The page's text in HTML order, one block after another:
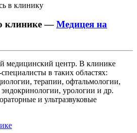
в клинику
клинике —Медицея на
медицинский центр. В клинике
в таких областях:
терапии, офтальмологии,
урологии и др.
и ультразвуковые